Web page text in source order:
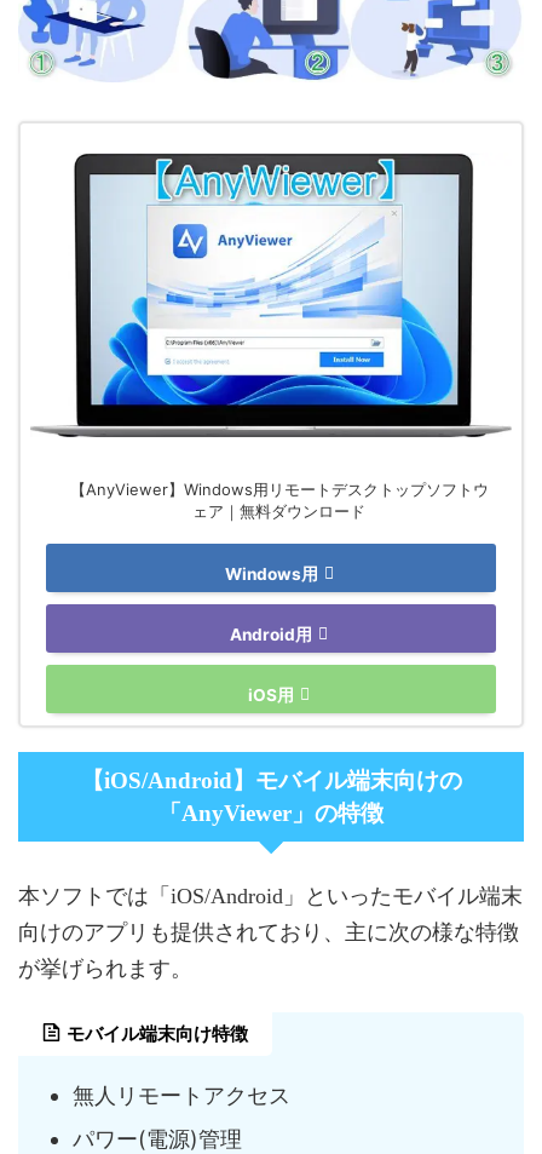
【AnyViewer】Windows用リモートデスクトップソフトウ
ェア｜無料ダウンロード
Windows用
Android用
iOS用
【iOS/Android】モバイル端末向けの
「AnyViewer」の特徴
本ソフトでは「iOS/Android」といったモバイル端末
向けのアプリも提供されており、主に次の様な特徴
が挙げられます。
モバイル端末向け特徴
無人リモートアクセス
パワー(電源)管理